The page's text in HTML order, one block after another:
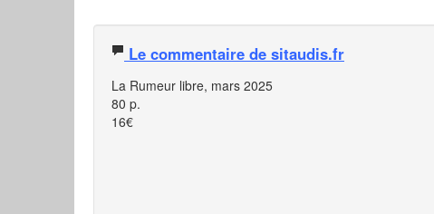
Le commentaire de sitaudis.fr
La Rumeur libre, mars 2025
80 p.
16€